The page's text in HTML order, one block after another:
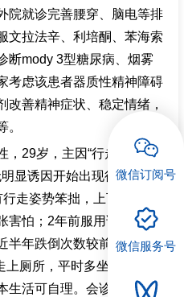
院就诊完善腰穿、脑电等排
文拉法辛、利培酮、苯海索
断mody 3型糖尿病、烟雾
考虑该患者器质性精神障碍
改善精神症状、稳定情绪，
。
，29岁，主因“行走不稳，
显诱因开始出现行走发
走姿势笨拙，上下楼明
害怕；2年前服用调整情绪
半年跌倒次数较前增多，1-
厕所，平时多坐着。患者
生活可自理。会诊专家经讨
微信订阅号
微信服务号